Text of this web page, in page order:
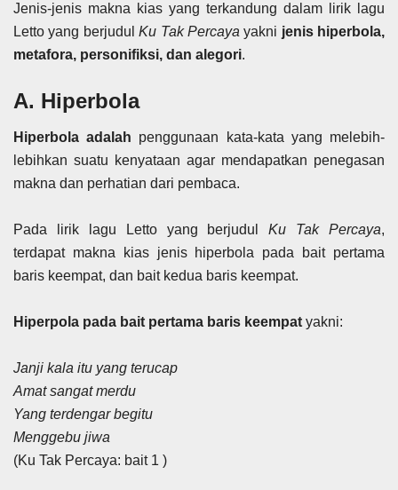
Jenis-jenis makna kias yang terkandung dalam lirik lagu
Letto yang berjudulKu Tak Percaya yakni jenis hiperbola,
metafora, personifiksi, dan alegori.
A. Hiperbola
Hiperbola adalah penggunaan kata-kata yang melebih-
lebihkan suatu kenyataan agar mendapatkan penegasan
makna dan perhatian dari pembaca.
Pada lirik lagu Letto yang berjudulKu Tak Percaya,
terdapat makna kias jenis hiperbola pada bait pertama
baris keempat, dan bait kedua baris keempat.
Hiperpola pada bait pertama baris keempat yakni:
Janji kala itu yang terucap
Amat sangat merdu
Yang terdengar begitu
Menggebu jiwa
(Ku Tak Percaya: bait 1 )